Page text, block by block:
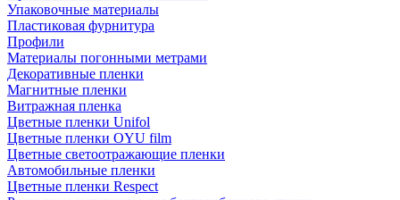
Упаковочные материалы
Пластиковая фурнитура
Профили
Материалы погонными метрами
Декоративные пленки
Магнитные пленки
Витражная пленка
Цветные пленки Unifol
Цветные пленки OYU film
Цветные светоотражающие пленки
Автомобильные пленки
Цветные пленки Respect